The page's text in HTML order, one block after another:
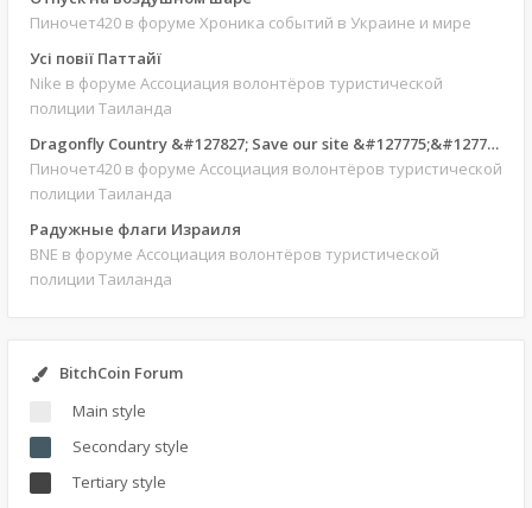
Пиночет420 в форуме Хроника событий в Украине и мире
Усі повії Паттайї
Nike в форуме Ассоциация волонтёров туристической
полиции Таиланда
Dragonfly Country &#127827; Save our site &#127775;&#127769;
Пиночет420 в форуме Ассоциация волонтёров туристической
полиции Таиланда
Радужные флаги Израиля
BNE в форуме Ассоциация волонтёров туристической
полиции Таиланда
BitchCoin Forum
Main style
Secondary style
Tertiary style